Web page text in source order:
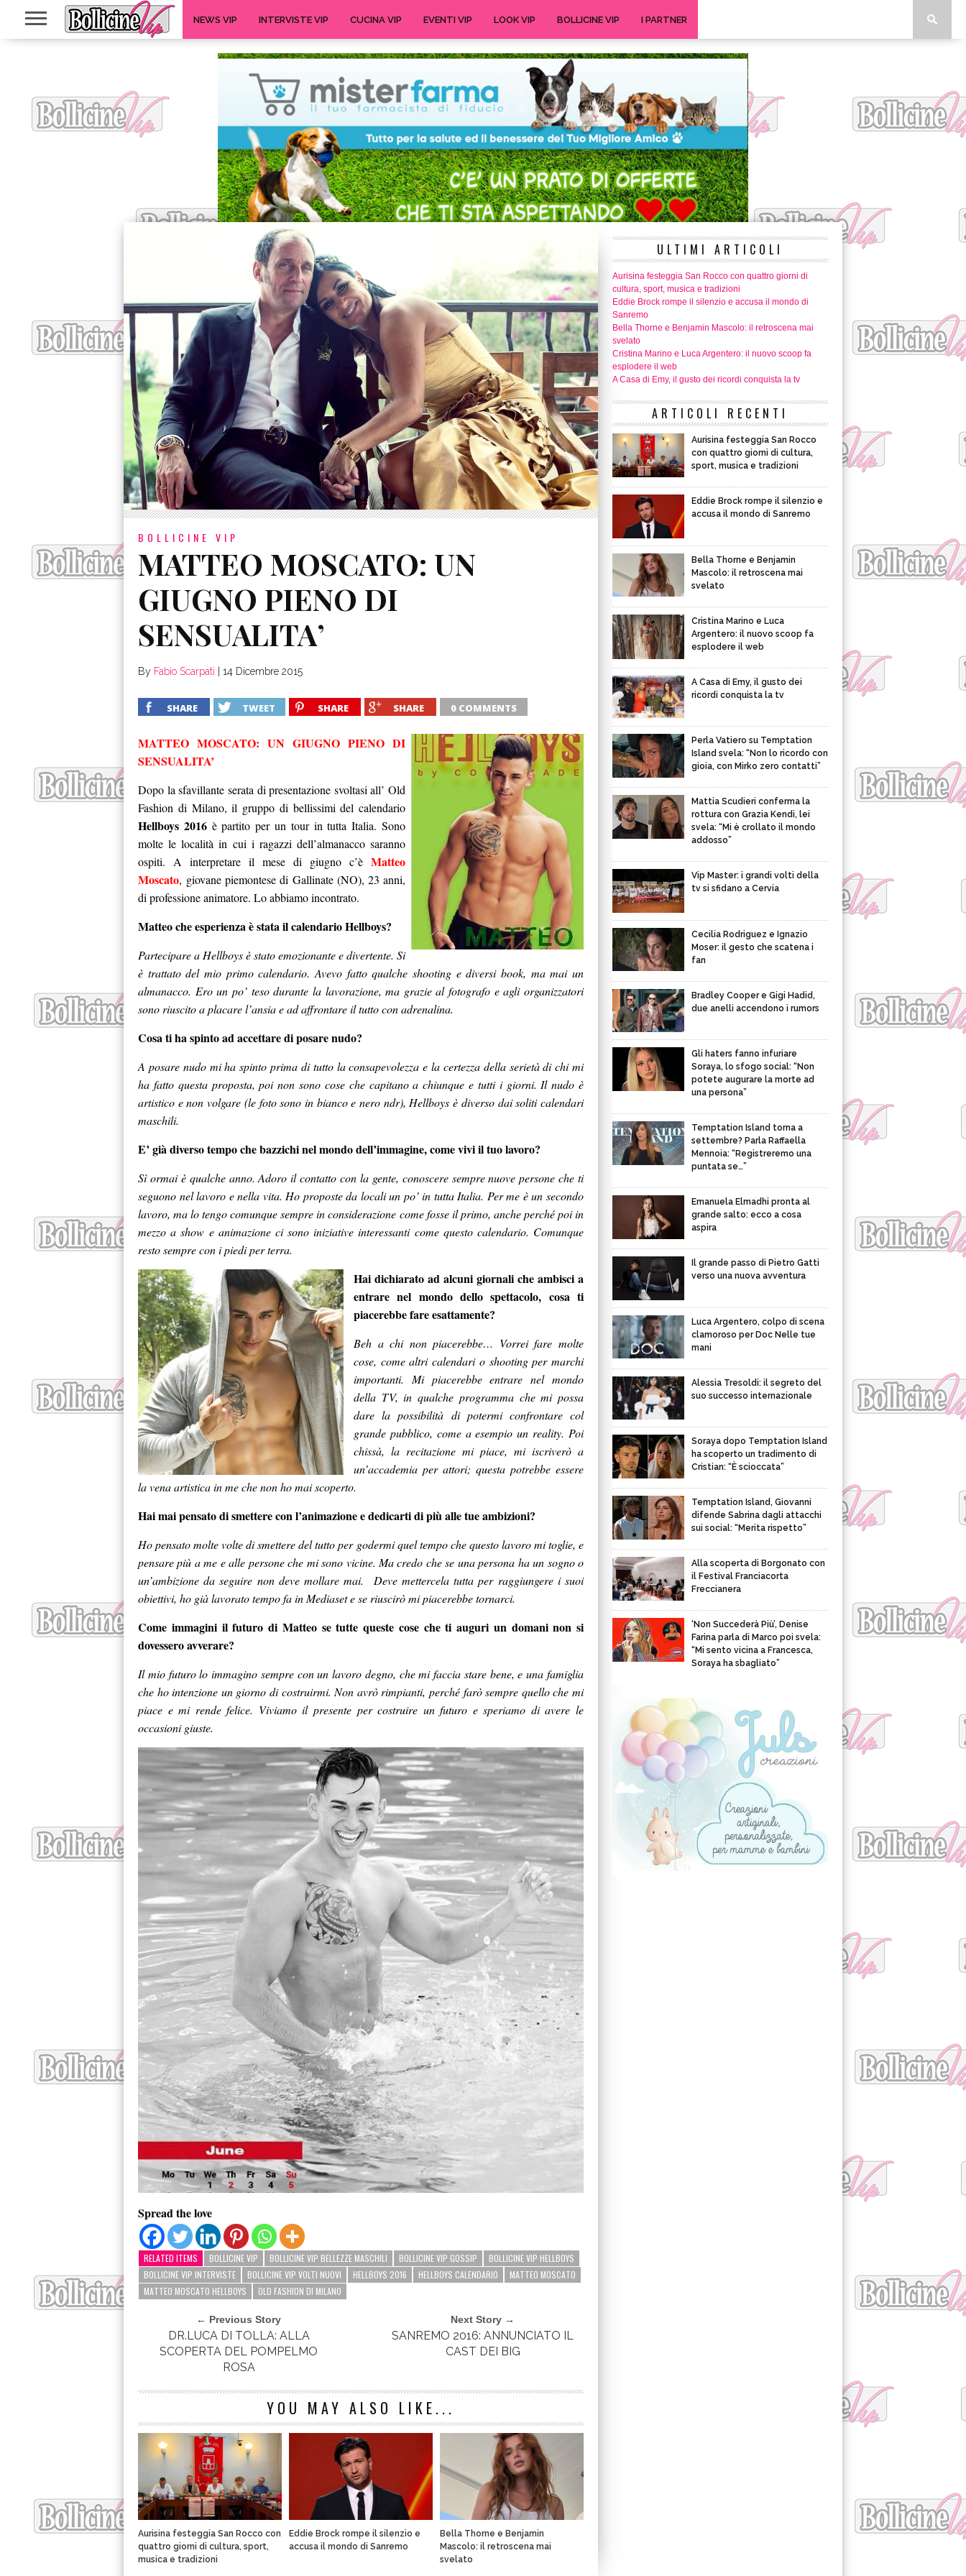
NEWS VIP INTERVISTE VIP CUCINA VIP EVENTI VIP LOOK VIP BOLLICINE VIP I PARTNER
BOLLICINE VIP
MATTEO MOSCATO: UN
GIUGNO PIENO DI
SENSUALITA’
By Fabio Scarpati 14 Dicembre 2015
SHARE TWEET SHARE SHARE 0 COMMENTS
MATTEO MOSCATO: UN GIUGNO PIENO DI
SENSUALITA’
Dopo la sfavillante serata di presentazione svoltasi all’ Old
Fashion di Milano, il gruppo di bellissimi del calendario
Hellboys 2016è partito per un tour in tutta Italia. Sono
molte le località in cui i ragazzi dell’almanacco saranno
ospiti. A interpretare il mese di giugno c’è Matteo
Moscato, giovane piemontese di Gallinate (NO), 23 anni,
di professione animatore. Lo abbiamo incontrato.
Matteo che esperienza è stata il calendario Hellboys?
Partecipare a Hellboys è stato emozionante e divertente. Si
è trattato del mio primo calendario. Avevo fatto qualche shooting e diversi book, ma mai un
almanacco. Ero un po’ teso durante la lavorazione, ma grazie al fotografo e agli organizzatori
sono riuscito a placare l’ansia e ad affrontare il tutto con adrenalina.
Cosa ti ha spinto ad accettare di posare nudo?
A posare nudo mi ha spinto prima di tutto la consapevolezza e la certezza della serietà di chi mi
ha fatto questa proposta, poi non sono cose che capitano a chiunque e tutti i giorni. Il nudo è
artistico e non volgare (le foto sono in bianco e nero ndr), Hellboys è diverso dai soliti calendari
maschili.
E’ già diverso tempo che bazzichi nel mondo dell’immagine, come vivi il tuo lavoro?
Sì ormai è qualche anno. Adoro il contatto con la gente, conoscere sempre nuove persone che ti
seguono nel lavoro e nella vita. Ho proposte da locali un po’ in tutta Italia. Per me è un secondo
lavoro, ma lo tengo comunque sempre in considerazione come fosse il primo, anche perché poi in
mezzo a show e animazione ci sono iniziative interessanti come questo calendario. Comunque
resto sempre con i piedi per terra.
Hai dichiarato ad alcuni giornali che ambisci a
entrare nel mondo dello spettacolo, cosa ti
piacerebbe fare esattamente?
Beh a chi non piacerebbe… Vorrei fare molte
cose, come altri calendari o shooting per marchi
importanti. Mi piacerebbe entrare nel mondo
della TV, in qualche programma che mi possa
dare la possibilità di potermi confrontare col
grande pubblico, come a esempio un reality. Poi
chissà, la recitazione mi piace, mi iscriverò a
un’accademia per attori; questa potrebbe essere
la vena artistica in me che non ho mai scoperto.
Hai mai pensato di smettere con l’animazione e dedicarti di più alle tue ambizioni?
Ho pensato molte volte di smettere del tutto per godermi quel tempo che questo lavoro mi toglie, e
pensare più a me e alle persone che mi sono vicine. Ma credo che se una persona ha un sogno o
un’ambizione da seguire non deve mollare mai. Deve mettercela tutta per raggiungere i suoi
obiettivi, ho già lavorato tempo fa in Mediaset e se riuscirò mi piacerebbe tornarci.
Come immagini il futuro di Matteo se tutte queste cose che ti auguri un domani non si
dovessero avverare?
Il mio futuro lo immagino sempre con un lavoro degno, che mi faccia stare bene, e una famiglia
che ho intenzione un giorno di costruirmi. Non avrò rimpianti, perché farò sempre quello che mi
piace e mi rende felice. Viviamo il presente per costruire un futuro e speriamo di avere le
occasioni giuste.
Spread the love
RELATED ITEMS BOLLICINE VIP BOLLICINE VIP BELLEZZE MASCHILI BOLLICINE VIP GOSSIP
BOLLICINE VIP HELLBOYS
BOLLICINE VIP INTERVISTE
BOLLICINE VIP VOLTI NUOVI HELLBOYS 2016 HELLBOYS CALENDARIO
MATTEO MOSCATO
MATTEO MOSCATO HELLBOYS
OLD FASHION DI MILANO
← Previous Story
DR.LUCA DI TOLLA: ALLA
SCOPERTA DEL POMPELMO
ROSA
Next Story →
SANREMO 2016: ANNUNCIATO IL
CAST DEI BIG
YOU MAY ALSO LIKE...
Aurisina festeggia San Rocco con
quattro giorni di cultura, sport,
musica e tradizioni
Eddie Brock rompe il silenzio e
accusa il mondo di Sanremo
Bella Thorne e Benjamin
Mascolo: il retroscena mai
svelato
ULTIMI ARTICOLI
Aurisina festeggia San Rocco con quattro giorni di
cultura, sport, musica e tradizioni
Eddie Brock rompe il silenzio e accusa il mondo di
Sanremo
Bella Thorne e Benjamin Mascolo: il retroscena mai
svelato
Cristina Marino e Luca Argentero: il nuovo scoop fa
esplodere il web
A Casa di Emy, il gusto dei ricordi conquista la tv
ARTICOLI RECENTI
Aurisina festeggia San Rocco
con quattro giorni di cultura,
sport, musica e tradizioni
Eddie Brock rompe il silenzio e
accusa il mondo di Sanremo
Bella Thorne e Benjamin
Mascolo: il retroscena mai
svelato
Cristina Marino e Luca
Argentero: il nuovo scoop fa
esplodere il web
A Casa di Emy, il gusto dei
ricordi conquista la tv
Perla Vatiero su Temptation
Island svela: “Non lo ricordo con
gioia, con Mirko zero contatti”
Mattia Scudieri conferma la
rottura con Grazia Kendi, lei
svela: “Mi è crollato il mondo
addosso”
Vip Master: i grandi volti della
tv si sfidano a Cervia
Cecilia Rodriguez e Ignazio
Moser: il gesto che scatena i
fan
Bradley Cooper e Gigi Hadid,
due anelli accendono i rumors
Gli haters fanno infuriare
Soraya, lo sfogo social: “Non
potete augurare la morte ad
una persona”
Temptation Island torna a
settembre? Parla Raffaella
Mennoia: “Registreremo una
puntata se…”
Emanuela Elmadhi pronta al
grande salto: ecco a cosa
aspira
Il grande passo di Pietro Gatti
verso una nuova avventura
Luca Argentero, colpo di scena
clamoroso per Doc Nelle tue
mani
Alessia Tresoldi: il segreto del
suo successo internazionale
Soraya dopo Temptation Island
ha scoperto un tradimento di
Cristian: “È scioccata”
Temptation Island, Giovanni
difende Sabrina dagli attacchi
sui social: “Merita rispetto”
Alla scoperta di Borgonato con
il Festival Franciacorta
Freccianera
‘Non Succederà Più’, Denise
Farina parla di Marco poi svela:
“Mi sento vicina a Francesca,
Soraya ha sbagliato”